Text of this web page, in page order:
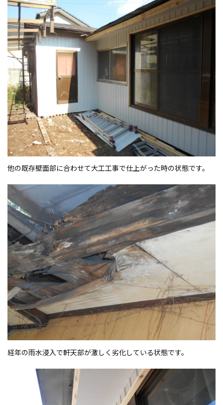
他の既存壁面部に合わせて大工工事で仕上がった時の状態です。
経年の雨水浸入で軒天部が激しく劣化している状態です。